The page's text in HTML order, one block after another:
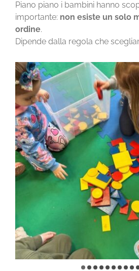
Piano piano i bambini hanno
importante: non esiste un solo
ordine.
Dipende dalla regola che